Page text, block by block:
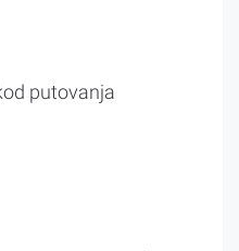
putovanja